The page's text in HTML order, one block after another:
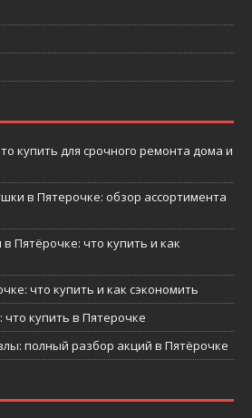
купить для срочного ремонта дома и
в Пятерочке: обзор ассортимента
Пятёрочке: что купить и как
что купить и как сэкономить
что купить в Пятерочке
полный разбор акций в Пятёрочке